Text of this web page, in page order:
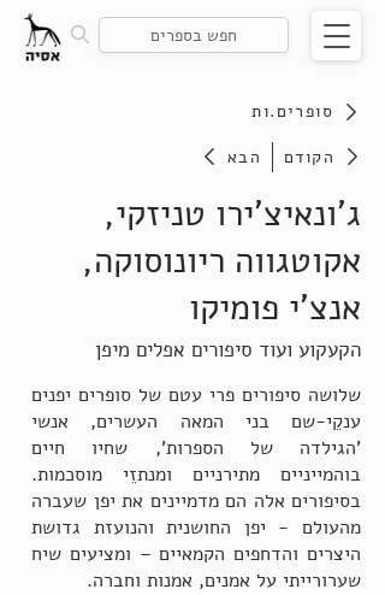
סופרים.ות
הבא
הקודם
ג'ונאיצ'ירו טניזקי,
אקוטגווה ריונוסוקה,
אנצ'י פומיקו
הקעקוע ועוד סיפורים אפלים מיפן
שלושה סיפורים פרי עטם של סופרים יפנים
ענקֵי-שם בני המאה העשרים, אנשי
'הגילדה של הספרות', שחיו חיים
בוהמייניים מתירניים ומנתזֵי מוסכמות.
בסיפורים אלה הם מדמיינים את יפן שעברה
מהעולם - יפן החושנית והנועזת גדושת
היצרים והדחפים הקמאיים – ומציעים שיח
שערורייתי על אמנים, אמנות וחברה.